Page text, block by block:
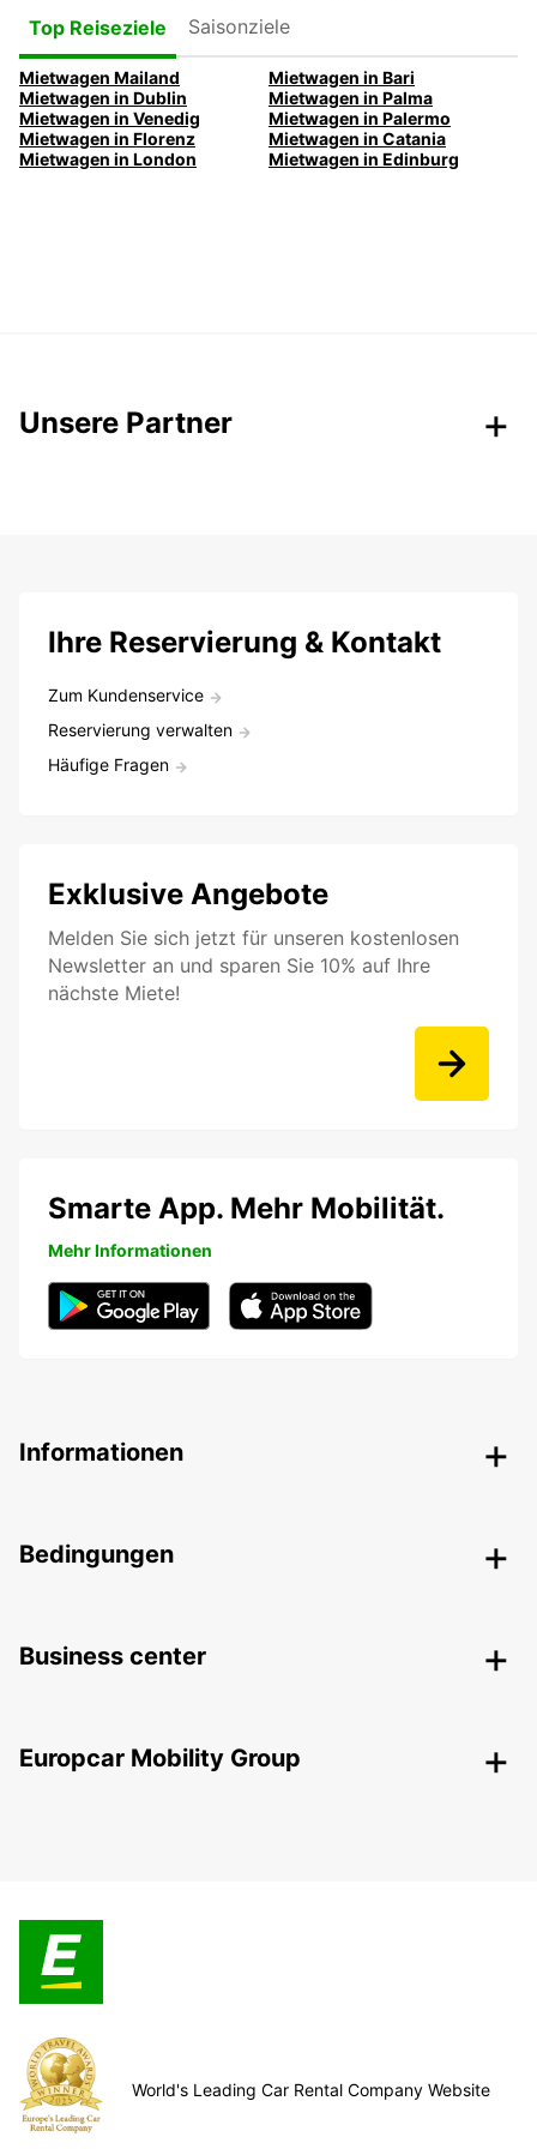
Top Reiseziele
Saisonziele
Mietwagen Mailand
Mietwagen in Bari
Mietwagen in Dublin
Mietwagen in Palma
Mietwagen in Venedig
Mietwagen in Palermo
Mietwagen in Florenz
Mietwagen in Catania
Mietwagen in London
Mietwagen in Edinburg
Unsere Partner
Ihre Reservierung & Kontakt
Zum Kundenservice
Reservierung verwalten
Häufige Fragen
Exklusive Angebote
Melden Sie sich jetzt für unseren kostenlosen
Newsletter an und sparen Sie 10% auf Ihre
nächste Miete!
Smarte App. Mehr Mobilität.
Mehr Informationen
Informationen
Bedingungen
Business center
Europcar Mobility Group
World's Leading Car Rental Company Website